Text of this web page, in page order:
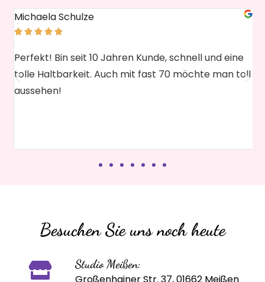
Michaela Schulze
    
Perfekt! Bin seit 10 Jahren Kunde, schnell und eine
tolle Haltbarkeit. Auch mit fast 70 möchte man toll
aussehen!
Besuchen Sie uns noch heute
Studio Meißen: